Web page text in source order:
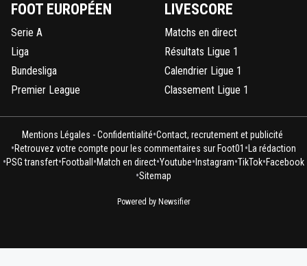
FOOT EUROPÉEN
Serie A
Liga
Bundesliga
Premier League
LIVESCORE
Matchs en direct
Résultats Ligue 1
Calendrier Ligue 1
Classement Ligue 1
Mentions Légales - Confidentialité•Contact, recrutement et publicité
•Retrouvez votre compte pour les commentaires sur Foot01 • La rédaction
•PSG transfert•Football •Match en direct•Youtube• Instagram•TikTok•Facebook
•Sitemap
Powered by Newsifier